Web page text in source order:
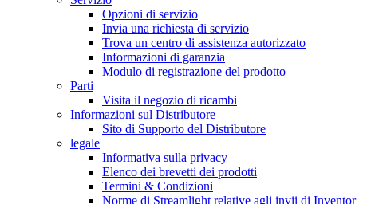
Opzioni di servizio
Invia una richiesta di servizio
Trova un centro di assistenza autorizzato
Informazioni di garanzia
Modulo di registrazione del prodotto
Parti
Visita il negozio di ricambi
Informazioni sul Distributore
Sito di Supporto del Distributore
legale
Informativa sulla privacy
Elenco dei brevetti dei prodotti
Termini & Condizioni
Norme di Streamlight relative agli invii di Inventor